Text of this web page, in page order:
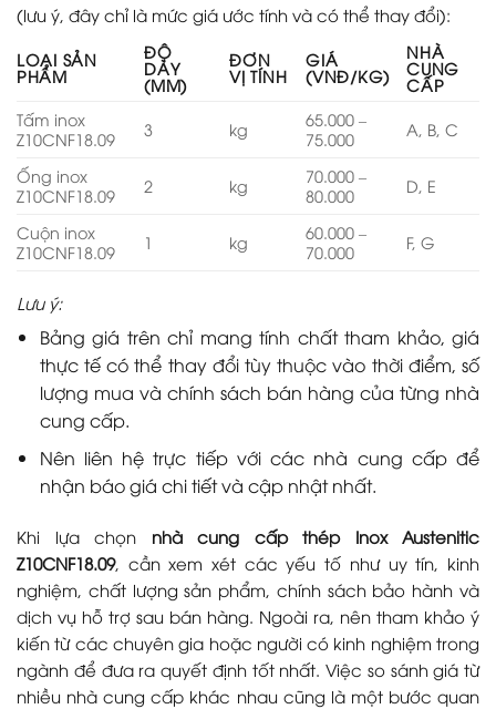
(lưu ý, đây chỉ là mức giá ước tính và có thể thay đổi):
LOẠI SẢN
PHẨM
ĐỘ
DÀY
(MM)
ĐƠN
VỊ TÍNH
GIÁ
(VNĐ/KG)
NHÀ
CUNG
CẤP
Tấm inox
Z10CNF18.09
3 kg
65.000 –
75.000
A, B, C
Ống inox
Z10CNF18.09
2 kg
70.000 –
80.000
D, E
Cuộn inox
Z10CNF18.09
1 kg
60.000 –
70.000
F, G
Lưu ý:
Bảng giá trên chỉ mang tính chất tham khảo, giá
thực tế có thể thay đổi tùy thuộc vào thời điểm, số
lượng mua và chính sách bán hàng của từng nhà
cung cấp.
Nên liên hệ trực tiếp với các nhà cung cấp để
nhận báo giá chi tiết và cập nhật nhất.
Khi lựa chọn nhà cung cấp thép Inox Austenitic
Z10CNF18.09, cần xem xét các yếu tố như uy tín, kinh
nghiệm, chất lượng sản phẩm, chính sách bảo hành và
dịch vụ hỗ trợ sau bán hàng. Ngoài ra, nên tham khảo ý
kiến từ các chuyên gia hoặc người có kinh nghiệm trong
ngành để đưa ra quyết định tốt nhất. Việc so sánh giá từ
nhiều nhà cung cấp khác nhau cũng là một bước quan